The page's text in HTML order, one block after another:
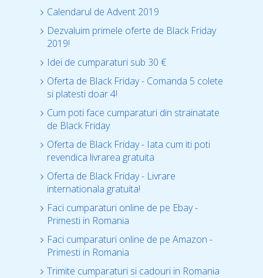
Calendarul de Advent 2019
Dezvaluim primele oferte de Black Friday
2019!
Idei de cumparaturi sub 30 €
Oferta de Black Friday - Comanda 5 colete
si platesti doar 4!
Cum poti face cumparaturi din strainatate
de Black Friday
Oferta de Black Friday - Iata cum iti poti
revendica livrarea gratuita
Oferta de Black Friday - Livrare
internationala gratuita!
Faci cumparaturi online de pe Ebay -
Primesti in Romania
Faci cumparaturi online de pe Amazon -
Primesti in Romania
Trimite cumparaturi si cadouri in Romania